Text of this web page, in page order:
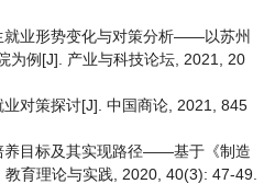
就业形势变化与对策分析——以苏州
为例[J]. 产业与科技论坛, 2021, 20
对策探讨[J]. 中国商论, 2021, 845
养目标及其实现路径——基于《制造
育理论与实践, 2020, 40(3): 47-49.